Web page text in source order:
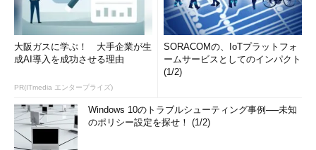
大阪ガスに学ぶ！ 大手企業が生
成AI導入を成功させる理由
PR(ITmedia エンタープライズ)
SORACOMの、IoTプラットフォ
ームサービスとしてのインパクト
(1/2)
Windows 10のトラブルシューティング事例──未知
のポリシー設定を探せ！ (1/2)